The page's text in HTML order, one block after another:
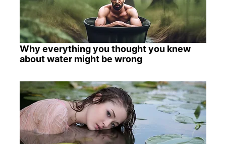
Why everything you thought you knew
about water might be wrong